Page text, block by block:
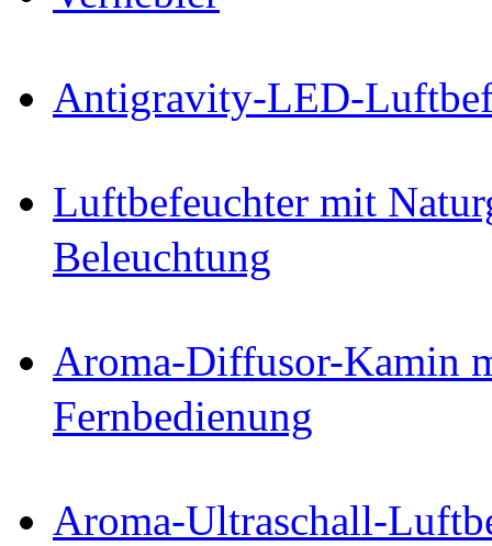
Antigravity-LED-
Luftbefeuchter mit
Beleuchtung
Aroma-Diffusor-Kamin
Fernbedienung
Aroma-Ultraschall-